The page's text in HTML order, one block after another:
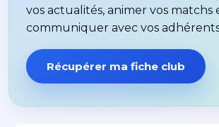
vos actualités, animer vos matchs
communiquer avec vos
Récupérer ma fiche club